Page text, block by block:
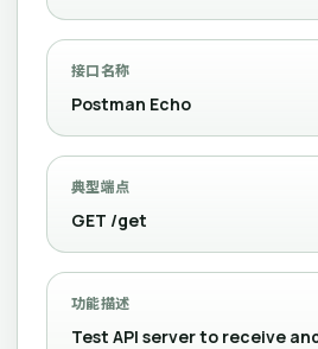
接口名称
Postman Echo
典型端点
GET /get
功能描述
Test API server to receive